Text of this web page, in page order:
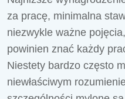
za pracę, minimalna
niezwykle ważne
powinien znać każdy
Niestety bardzo często
niewłaściwym